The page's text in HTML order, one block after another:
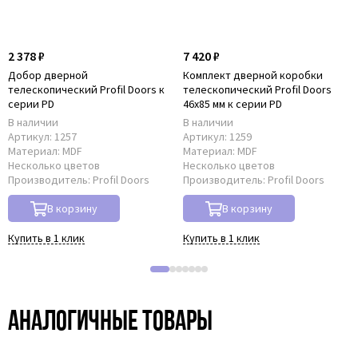
2 378 ₽
Добор дверной
телескопический Profil Doors к
серии PD
В наличии
Артикул: 1257
Материал: MDF
Несколько цветов
Производитель: Profil Doors
В корзину
Купить в 1 клик
7 420 ₽
Комплект дверной коробки
телескопический Profil Doors
46x85 мм к серии PD
В наличии
Артикул: 1259
Материал: MDF
Несколько цветов
Производитель: Profil Doors
В корзину
Купить в 1 клик
Аналогичные товары